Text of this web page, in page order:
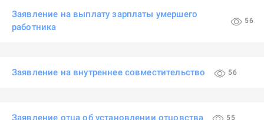
Заявление на выплату зарплаты умершего
работника
56
Заявление на внутреннее совместительство 56
Заявление отца об установлении отцовства 55